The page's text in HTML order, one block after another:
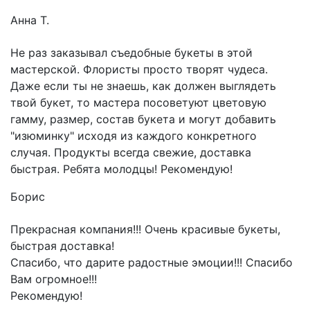
Анна Т.
Не раз заказывал съедобные букеты в этой
мастерской. Флористы просто творят чудеса.
Даже если ты не знаешь, как должен выглядеть
твой букет, то мастера посоветуют цветовую
гамму, размер, состав букета и могут добавить
"изюминку" исходя из каждого конкретного
случая. Продукты всегда свежие, доставка
быстрая. Ребята молодцы! Рекомендую!
Борис
Прекрасная компания!!! Очень красивые букеты,
быстрая доставка!
Спасибо, что дарите радостные эмоции!!! Спасибо
Вам огромное!!!
Рекомендую!